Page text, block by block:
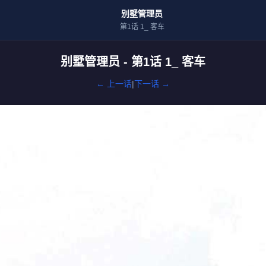
别墅管理员
第1话 1_ 客车
别墅管理员 - 第1话 1_ 客车
← 上一话|下一话 →